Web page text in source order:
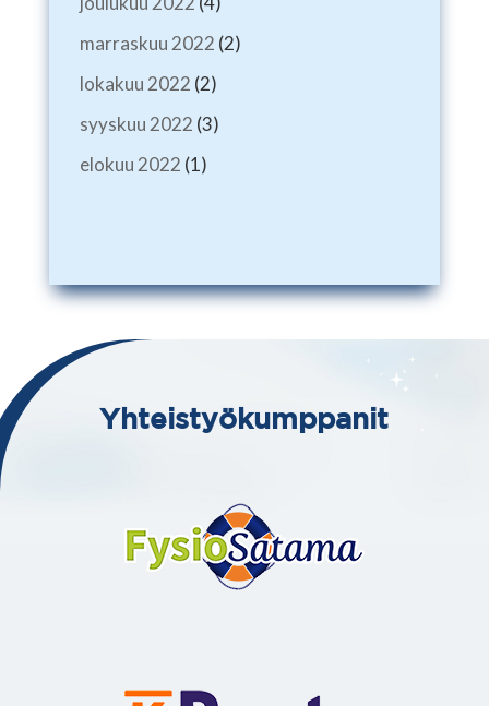
marraskuu 2022 (2)
lokakuu 2022 (2)
syyskuu 2022 (3)
elokuu 2022 (1)
Yhteistyökumppanit